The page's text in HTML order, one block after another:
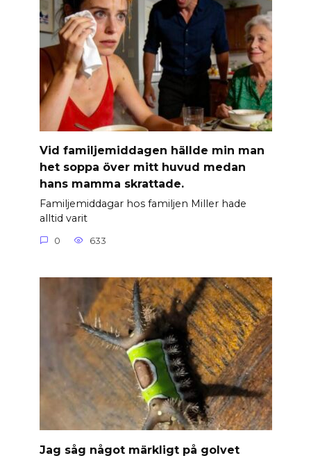
Vid familjemiddagen hällde min man
het soppa över mitt huvud medan
hans mamma skrattade.
Familjemiddagar hos familjen Miller hade
alltid varit
0 633
Jag såg något märkligt på golvet